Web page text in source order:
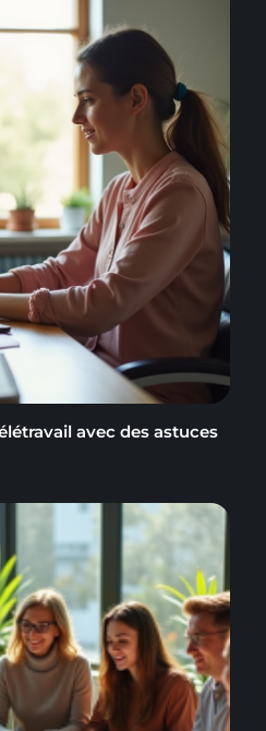
avec des astuces